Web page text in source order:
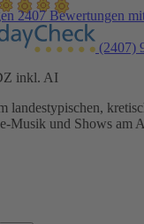
2407 Bewertungen
(2407)
inkl. AI
landestypischen,
Musik und Shows am